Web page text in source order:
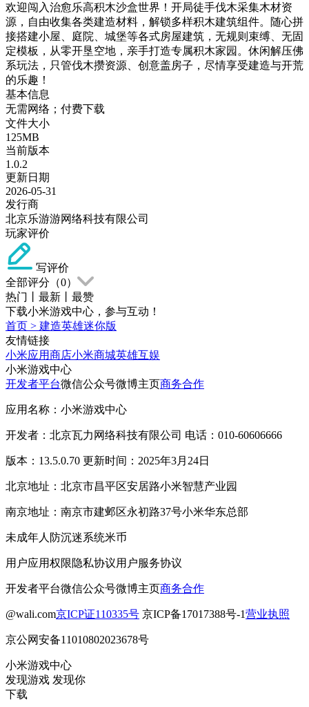
欢迎闯入治愈乐高积木沙盒世界！开局徒手伐木采集木材资
源，自由收集各类建造材料，解锁多样积木建筑组件。随心拼
接搭建小屋、庭院、城堡等各式房屋建筑，无规则束缚、无固
定模板，从零开垦空地，亲手打造专属积木家园。休闲解压佛
系玩法，只管伐木攒资源、创意盖房子，尽情享受建造与开荒
的乐趣！
基本信息
无需网络；付费下载
文件大小
125MB
当前版本
1.0.2
更新日期
2026-05-31
发行商
北京乐游游网络科技有限公司
玩家评价
写评价
全部评分（0）
热门
最新
最赞
下载小米游戏中心，参与互动！
首页 > 建造英雄迷你版
友情链接
小米应用商店小米商城英雄互娱
小米游戏中心
开发者平台微信公众号微博主页商务合作
应用名称：小米游戏中心
开发者：北京瓦力网络科技有限公司 电话：010-60606666
版本：13.5.0.70 更新时间：2025年3月24日
北京地址：北京市昌平区安居路小米智慧产业园
南京地址：南京市建邺区永初路37号小米华东总部
未成年人防沉迷系统米币
用户应用权限隐私协议用户服务协议
开发者平台微信公众号微博主页商务合作
@wali.com京ICP证110335号 京ICP备17017388号-1营业执照
京公网安备11010802023678号
小米游戏中心
发现游戏 发现你
下载